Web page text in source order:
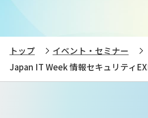
トップ
イベント・セミナー
Japan IT Week 情報セキュリティ